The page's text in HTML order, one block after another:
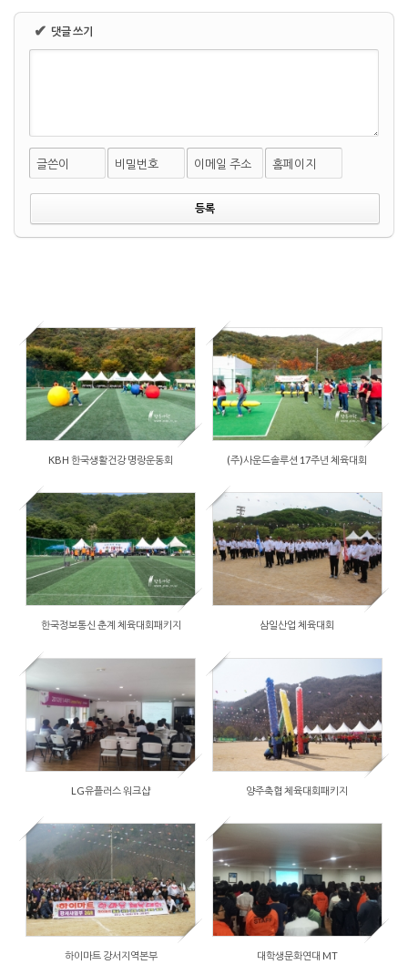
✔ 댓글 쓰기
글쓴이 비밀번호 이메일 주소 홈페이지
KBH 한국생활건강 명랑운동회 (주)사운드솔루션 17주년 체육대회
한국정보통신 춘계 체육대회패키지
2014/12/03
by
장흥사랑
Views3638
삼일산업 체육대회
LG유플러스 워크샵
2014/12/03
by
Views2638
양주축협 체육대회패키지
하이마트 강서지역본부
2014/12/03
by장흥사랑
Views 2579
대학생문화연대 MT
2014/12/03
by장흥사랑
Views
2611